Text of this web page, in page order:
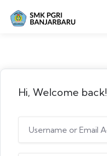
Hi, Welcome back!